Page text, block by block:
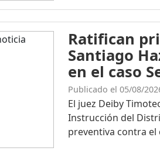
Ratifican
Santiago
en el caso
Publicado el 05/08/
El juez Deiby
Instrucción del
preventiva contra el